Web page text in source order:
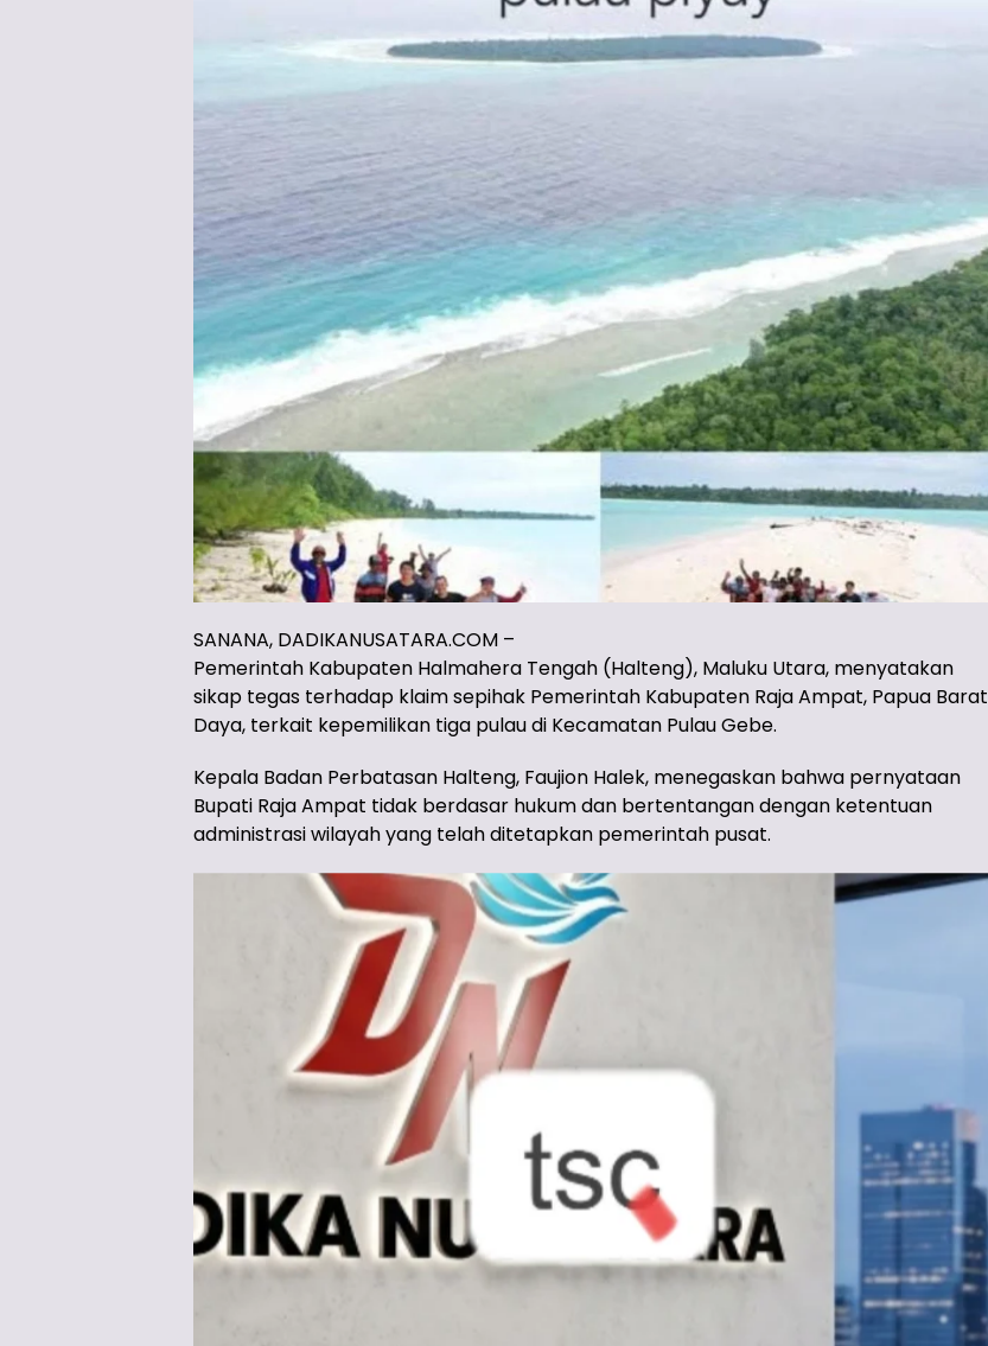
SANANA, DADIKANUSATARA.COM –
Pemerintah Kabupaten Halmahera Tengah (Halteng), Maluku Utara, menyatakan
sikap tegas terhadap klaim sepihak Pemerintah Kabupaten Raja Ampat, Papua Barat
Daya, terkait kepemilikan tiga pulau di Kecamatan Pulau Gebe.
Kepala Badan Perbatasan Halteng, Faujion Halek, menegaskan bahwa pernyataan
Bupati Raja Ampat tidak berdasar hukum dan bertentangan dengan ketentuan
administrasi wilayah yang telah ditetapkan pemerintah pusat.